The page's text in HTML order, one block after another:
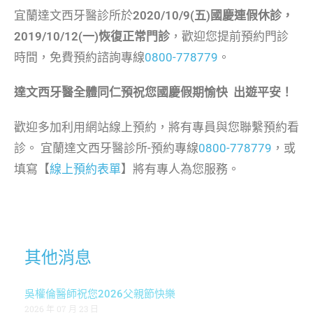
宜蘭達文西牙醫診所於2020/10/9(五)國慶連假休診，
2019/10/12(一)恢復正常門診，歡迎您提前預約門診
時間，免費預約諮詢專線0800-778779 。
達文西牙醫全體同仁預祝您國慶假期愉快 出遊平安！
歡迎多加利用網站線上預約，將有專員與您聯繫預約看
診。 宜蘭達文西牙醫診所-預約專線0800-778779 ，或
填寫【線上預約表單】將有專人為您服務。
其他消息
吳權倫醫師祝您2026父親節快樂
2026 年 07 月 23 日